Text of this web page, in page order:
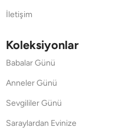
İletişim
Koleksiyonlar
Babalar Günü
Anneler Günü
Sevgililer Günü
Saraylardan Evinize